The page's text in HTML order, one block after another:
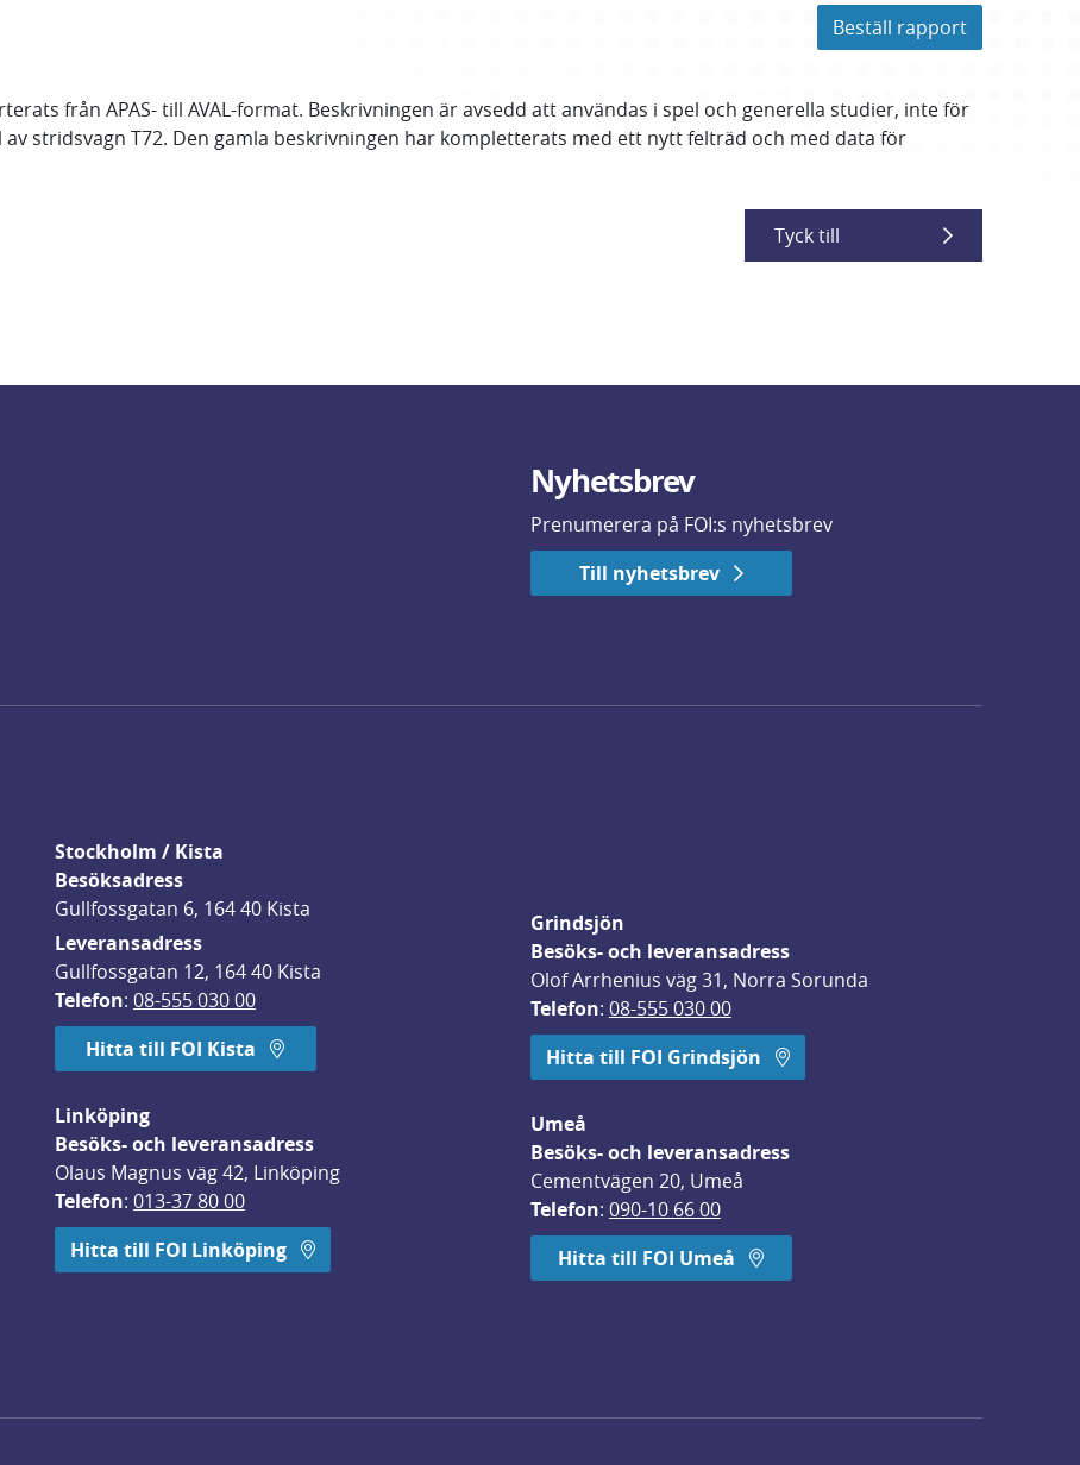
Beställ rapport
från APAS- till AVAL-format. Beskrivningen är avsedd att användas i spel och generella studier, inte för
stridsvagn T72. Den gamla beskrivningen har kompletterats med ett nytt felträd och med data för
Tyck till
Nyhetsbrev
Prenumerera på FOI:s nyhetsbrev
Till nyhetsbrev
öppnas i nytt fönster.
Stockholm / Kista
Besöksadress
Gullfossgatan 6, 164 40 Kista
Leveransadress
Gullfossgatan 12, 164 40 Kista
Telefon: 08-555 030 00
Hitta till FOI Kista
Linköping
Besöks- och leveransadress
Olaus Magnus väg 42, Linköping
Telefon: 013-37 80 00
Hitta till FOI Linköping
Grindsjön
Besöks- och leveransadress
Olof Arrhenius väg 31, Norra Sorunda
Telefon: 08-555 030 00
Hitta till FOI Grindsjön
Umeå
Besöks- och leveransadress
Cementvägen 20, Umeå
Telefon: 090-10 66 00
Hitta till FOI Umeå